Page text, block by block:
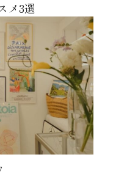
メ3選